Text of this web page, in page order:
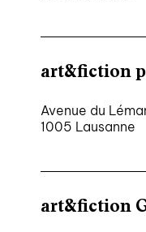
art&fiction
Avenue du
1005 Lausanne
art&fiction